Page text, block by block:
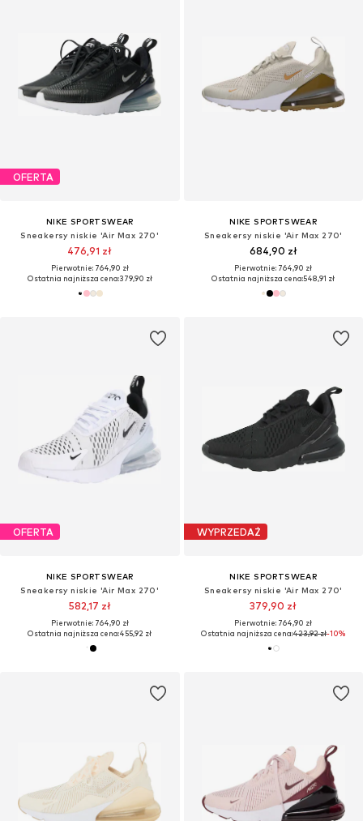
OFERTA
NIKE SPORTSWEAR
Sneakersy niskie 'Air Max 270'
476,91 zł
Pierwotnie: 764,90 zł
Ostatnia najniższa cena:379,90 zł
NIKE SPORTSWEAR
Sneakersy niskie 'Air Max 270'
684,90 zł
Pierwotnie: 764,90 zł
Ostatnia najniższa cena:548,91 zł
OFERTA
NIKE SPORTSWEAR
Sneakersy niskie 'Air Max 270'
582,17 zł
Pierwotnie: 764,90 zł
Ostatnia najniższa cena:455,92 zł
WYPRZEDAŻ
NIKE SPORTSWEAR
Sneakersy niskie 'Air Max 270'
379,90 zł
Pierwotnie: 764,90 zł
Ostatnia najniższa cena:423,92 zł-10%